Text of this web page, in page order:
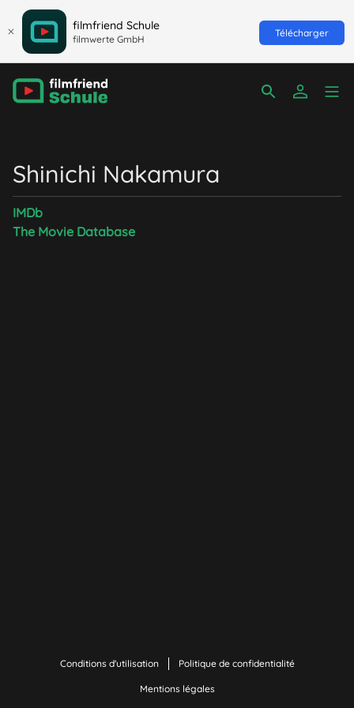
filmfriend Schule
filmwerte GmbH
Télécharger
Shinichi Nakamura
IMDb
The Movie Database
Conditions d'utilisation Politique de confidentialité
Mentions légales